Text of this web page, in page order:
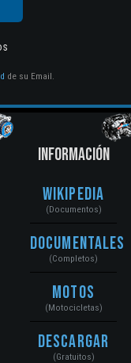
de su Email.
INFORMACIÓN
Wikipedia
(Documentos)
Documentales
(Completos)
Motos
(Motocicletas)
Descargar
(Gratuitos)